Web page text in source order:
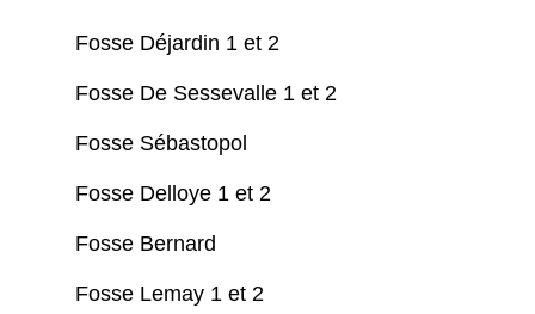
Fosse Déjardin 1 et 2
Fosse De Sessevalle 1 et 2
Fosse Sébastopol
Fosse Delloye 1 et 2
Fosse Bernard
Fosse Lemay 1 et 2